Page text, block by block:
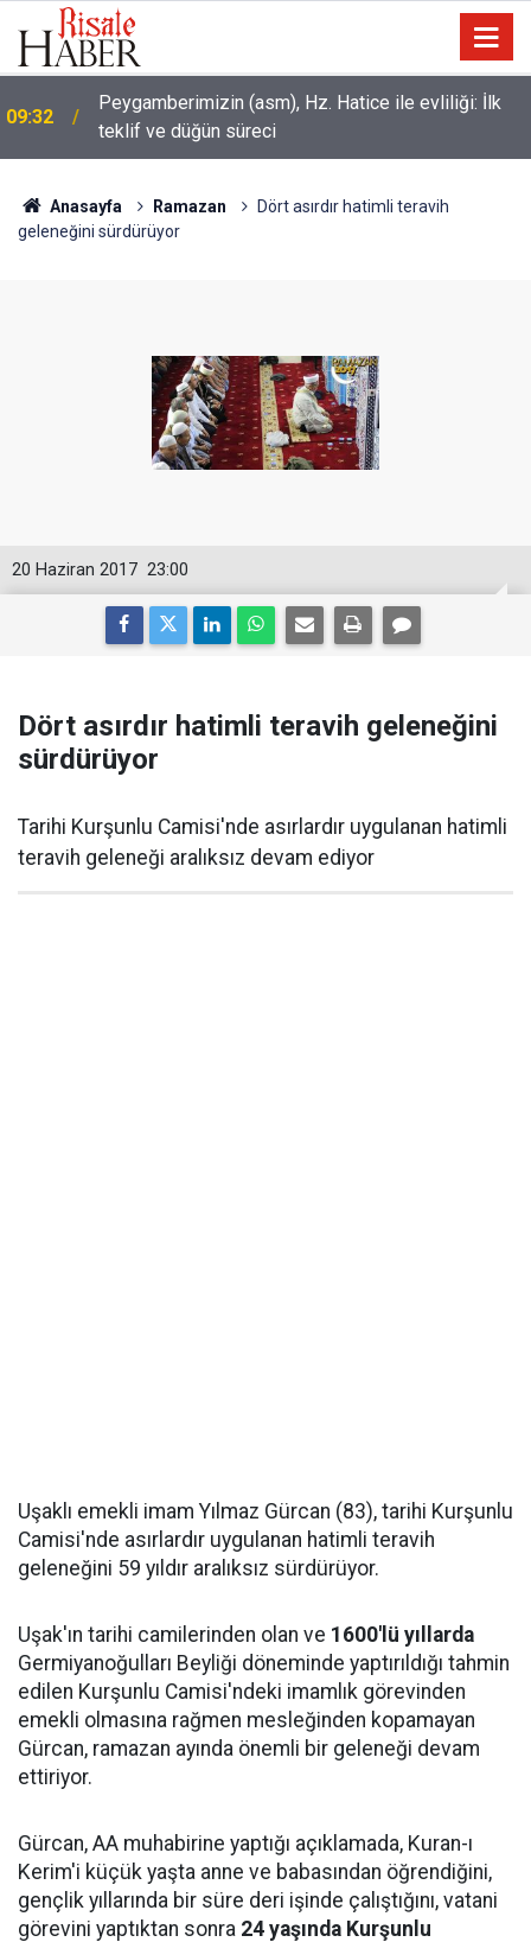
09:32
Peygamberimizin (asm), Hz. Hatice ile evliliği: İlk
teklif ve düğün süreci
Anasayfa Ramazan
Dört asırdır hatimli teravih
geleneğini sürdürüyor
23:00
20 Haziran 2017
Dört asırdır hatimli teravih geleneğini
sürdürüyor
Tarihi Kurşunlu Camisi'nde asırlardır uygulanan hatimli
teravih geleneği aralıksız devam ediyor
Uşaklı emekli imam Yılmaz Gürcan (83), tarihi Kurşunlu
Camisi'nde asırlardır uygulanan hatimli teravih
geleneğini 59 yıldır aralıksız sürdürüyor.
Uşak'ın tarihi camilerinden olan ve 1600'lü yıllarda
Germiyanoğulları Beyliği döneminde yaptırıldığı tahmin
edilen Kurşunlu Camisi'ndeki imamlık görevinden
emekli olmasına rağmen mesleğinden kopamayan
Gürcan, ramazan ayında önemli bir geleneği devam
ettiriyor.
Gürcan, AA muhabirine yaptığı açıklamada, Kuran-ı
Kerim'i küçük yaşta anne ve babasından öğrendiğini,
gençlik yıllarında bir süre deri işinde çalıştığını, vatani
görevini yaptıktan sonra 24 yaşında Kurşunlu